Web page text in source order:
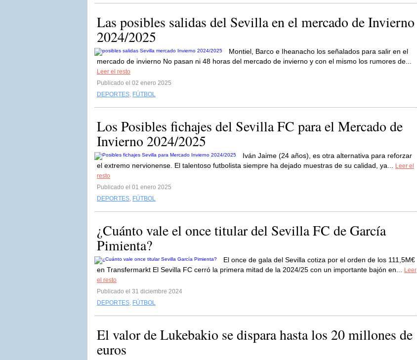
Las posibles salidas del Sevilla en el mercado de Invierno
2024/2025
Montiel, Barco e Iheanacho los señalados para salir en el
mercado de invierno No pasan ni 48 horas del mercado de invierno y con el mismo los rumores de...
Leer el resto
Publicado el 02 enero 2025
DEPORTES, FÚTBOL
Los Posibles fichajes del Sevilla FC para el Mercado de
Invierno 2024/2025
Iván Jaime (24 años), es otra alternativa para reforzar
el extremo nervionense. El talentoso futbolista siempre ha dejado muestras de su calidad, ya...
Leer el
resto
Publicado el 01 enero 2025
DEPORTES, FÚTBOL
¿Cuánto vale el once titular del Sevilla FC de García
Pimienta?
El once de gala del Sevilla cotiza por el orden de los 111,5M€
en Transfermarkt El Sevilla FC cerró la primera mitad de la 2024/25 con un importante bajón en...
Leer
el resto
Publicado el 31 diciembre 2024
DEPORTES, FÚTBOL
El valor de Lukebakio se dispara hasta los 20 millones de
euros